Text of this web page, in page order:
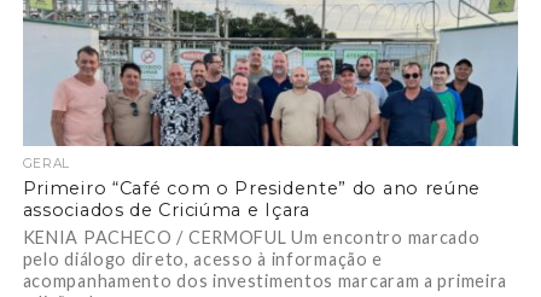
GERAL
Primeiro “Café com o Presidente” do ano reúne
associados de Criciúma e Içara
KENIA PACHECO / CERMOFUL Um encontro marcado
pelo diálogo direto, acesso à informação e
acompanhamento dos investimentos marcaram a primeira